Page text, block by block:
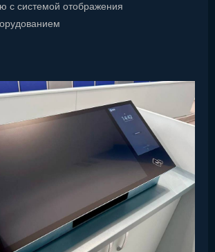
с системой отображения